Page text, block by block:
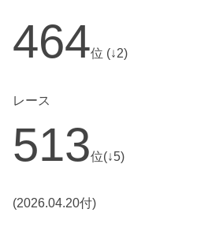
464位 (↓2)
レース
513位(↓5)
(2026.04.20付)